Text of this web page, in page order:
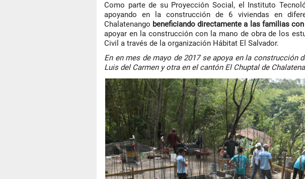
Como parte de su Proyección Social, el Instituto
apoyando en la construcción de 6 viviendas en
Chalatenango beneficiando directamente a las familias
apoyar en la construcción con la mano de obra de los
Civil a través de la organización Hábitat El Salvador.
En en mes de mayo de 2017 se apoya en la construcción
Luis del Carmen y otra en el cantón El Chuptal de